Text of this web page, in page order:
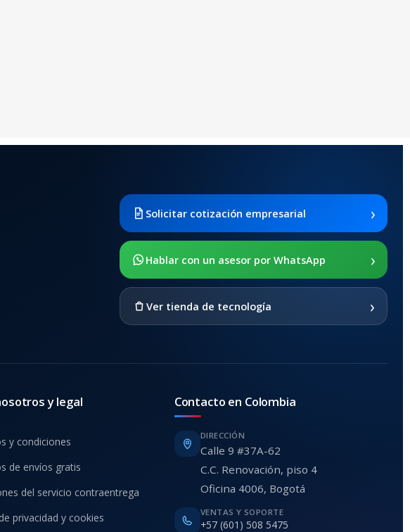
Solicitar cotización empresarial ›
Hablar con un asesor por WhatsApp ›
Ver tienda de tecnología ›
y legal
y condiciones
de envíos gratis
del servicio contraentrega
privacidad y cookies
Contacto en Colombia
DIRECCIÓN
Calle 9 #37A-62
C.C. Renovación, piso 4
Oficina 4006, Bogotá
VENTAS Y SOPORTE
+57 (601) 508 5475